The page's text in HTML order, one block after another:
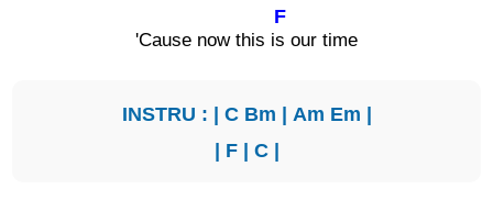
'Cause now this i
F
s our time
INSTRU : | C Bm | Am Em |
| F| C|